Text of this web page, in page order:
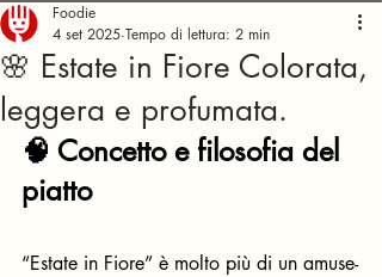
🌸 Estate in Fiore Colorata,
leggera e profumata.
Foodie
4 set 2025 Tempo di lettura: 2 min
🧠 Concetto e filosofia del
piatto
“Estate in Fiore” è molto più di un amuse-